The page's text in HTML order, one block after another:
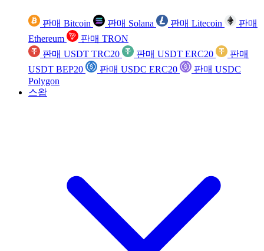
판매 Bitcoin 판매 Solana 판매 Litecoin
판매
Ethereum
판매 TRON
판매 USDT TRC20
판매 USDT ERC20
판매
USDT BEP20
판매 USDC ERC20
판매 USDC
Polygon
스왑